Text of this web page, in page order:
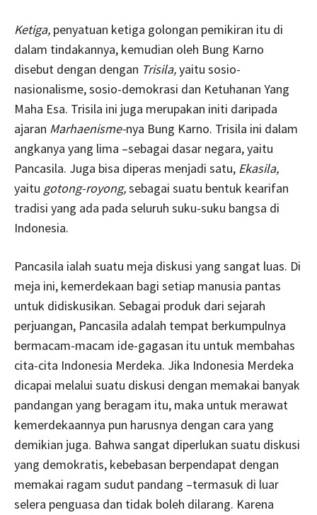
Ketiga, penyatuan ketiga golongan pemikiran itu di
dalam tindakannya, kemudian oleh Bung Karno
disebut dengan dengan Trisila,yaitu sosio-
nasionalisme, sosio-demokrasi dan Ketuhanan Yang
Maha Esa. Trisila ini juga merupakan initi daripada
ajaran Marhaenisme-nya Bung Karno. Trisila ini dalam
angkanya yang lima –sebagai dasar negara, yaitu
Pancasila. Juga bisa diperas menjadi satu, Ekasila,
yaitu gotong-royong,sebagai suatu bentuk kearifan
tradisi yang ada pada seluruh suku-suku bangsa di
Indonesia.
Pancasila ialah suatu meja diskusi yang sangat luas. Di
meja ini, kemerdekaan bagi setiap manusia pantas
untuk didiskusikan. Sebagai produk dari sejarah
perjuangan, Pancasila adalah tempat berkumpulnya
bermacam-macam ide-gagasan itu untuk membahas
cita-cita Indonesia Merdeka. Jika Indonesia Merdeka
dicapai melalui suatu diskusi dengan memakai banyak
pandangan yang beragam itu, maka untuk merawat
kemerdekaannya pun harusnya dengan cara yang
demikian juga. Bahwa sangat diperlukan suatu diskusi
yang demokratis, kebebasan berpendapat dengan
memakai ragam sudut pandang –termasuk di luar
selera penguasa dan tidak boleh dilarang. Karena